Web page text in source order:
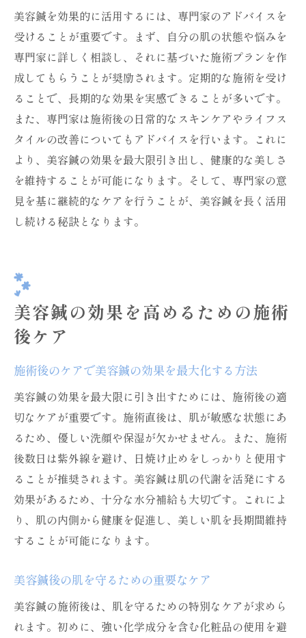
美容鍼を効果的に活用するには、専門家のアドバイスを
受けることが重要です。まず、自分の肌の状態や悩みを
専門家に詳しく相談し、それに基づいた施術プランを作
成してもらうことが奨励されます。定期的な施術を受け
ることで、長期的な効果を実感できることが多いです。
また、専門家は施術後の日常的なスキンケアやライフス
タイルの改善についてもアドバイスを行います。これに
より、美容鍼の効果を最大限引き出し、健康的な美しさ
を維持することが可能になります。そして、専門家の意
見を基に継続的なケアを行うことが、美容鍼を長く活用
し続ける秘訣となります。
美容鍼の効果を高めるための施術
後ケア
施術後のケアで美容鍼の効果を最大化する方法
美容鍼の効果を最大限に引き出すためには、施術後の適
切なケアが重要です。施術直後は、肌が敏感な状態にあ
るため、優しい洗顔や保湿が欠かせません。また、施術
後数日は紫外線を避け、日焼け止めをしっかりと使用す
ることが推奨されます。美容鍼は肌の代謝を活発にする
効果があるため、十分な水分補給も大切です。これによ
り、肌の内側から健康を促進し、美しい肌を長期間維持
することが可能になります。
美容鍼後の肌を守るための重要なケア
美容鍼の施術後は、肌を守るための特別なケアが求めら
れます。初めに、強い化学成分を含む化粧品の使用を避